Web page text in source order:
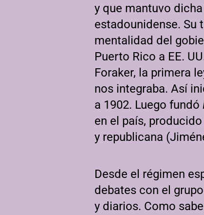
y que mantuvo
estadounidense. Su
mentalidad del
Puerto Rico a EE.
Foraker, la primera
nos integraba. Así
a 1902. Luego fundó
en el país,
y republicana
Desde el régimen
debates con el
y diarios. Como